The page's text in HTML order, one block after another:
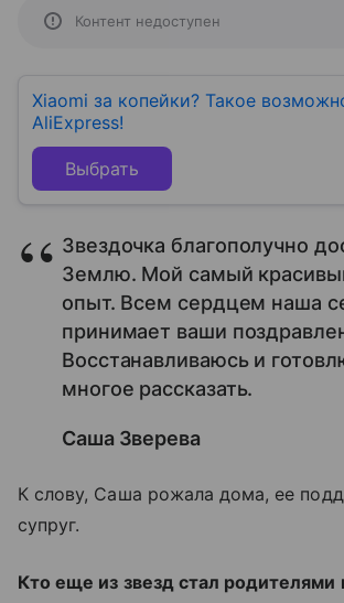
Контент недоступен
Xiaomi за копейки? Такое
AliExpress!
Выбрать
Звездочка благополучно
Землю. Мой самый
опыт. Всем сердцем наша
принимает ваши
Восстанавливаюсь и
многое рассказать.
Саша Зверева
К слову, Саша рожала дома, ее
супруг.
Кто еще из звезд стал родителями